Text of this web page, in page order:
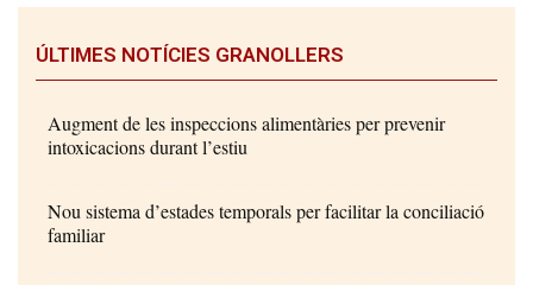
ÚLTIMES NOTÍCIES GRANOLLERS
Augment de les inspeccions alimentàries per prevenir
intoxicacions durant l’estiu
Nou sistema d’estades temporals per facilitar la conciliació
familiar